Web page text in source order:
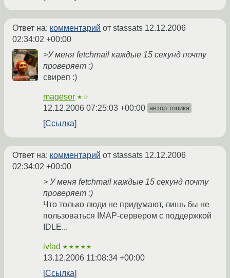
Ответ на: комментарий от stassats 12.12.2006
02:34:02 +00:00
>У меня fetchmail каждые 15 секунд почту
проверяет :)
свиреп :)
magesor ★☆
12.12.2006 07:25:03 +00:00 автор топика
Ссылка
Ответ на: комментарий от stassats 12.12.2006
02:34:02 +00:00
> У меня fetchmail каждые 15 секунд почту
проверяет :)
Что только люди не придумают, лишь бы не
пользоваться IMAP-сервером с поддержкой
IDLE...
ivlad ★★★★★
13.12.2006 11:08:34 +00:00
Ссылка